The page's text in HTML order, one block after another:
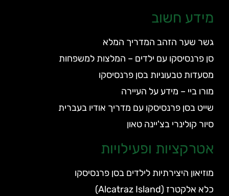
מידע חשוב
גשר שער הזהב המדריך המלא
סן פרנסיסקו עם ילדים – המלצות למשפחות
מסעדות טבעוניות בסן פרנסיסקו
מורו ביי – מידע על העיירה
שייט בסן פרנסיסקו עם מדריך אודיו בעברית
סיור קולינרי בצ'יינה טאון
אטרקציות ופעילויות
מוזיאון היצירתיות לילדים בסן פרנסיסקו
כלא אלקטרז (Alcatraz Island)